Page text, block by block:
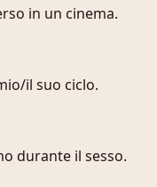
in un cinema.
il suo ciclo.
durante il sesso.